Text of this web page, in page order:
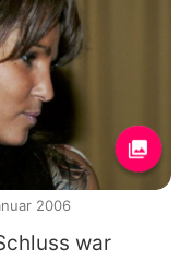
war
2006